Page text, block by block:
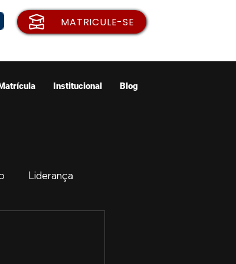
MATRICULE-SE
Institucional Blog
Liderança